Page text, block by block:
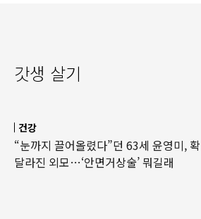
갓생 살기
건강
“눈까지 끌어올렸다”던 63세 윤영미, 확
달라진 외모…‘안면거상술’ 뭐길래